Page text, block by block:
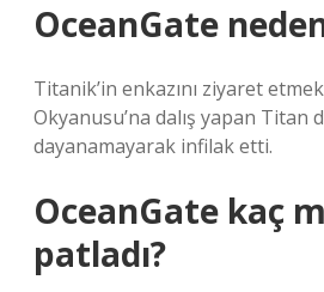
OceanGate
Titanik’in enkazını ziyaret
Okyanusu’na dalış yapan Titan
dayanamayarak infilak etti.
OceanGate kaç
patladı?